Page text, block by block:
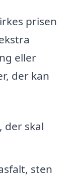
prisen
eller
der kan
der skal
sten